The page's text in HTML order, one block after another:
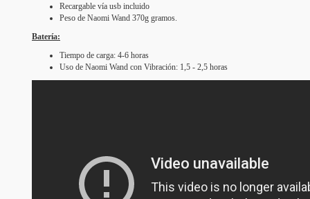
Recargable vía usb incluido
Peso de Naomi Wand 370g gramos.
Batería:
Tiempo de carga: 4-6 horas
Uso de Naomi Wand con Vibración: 1,5 - 2,5 horas